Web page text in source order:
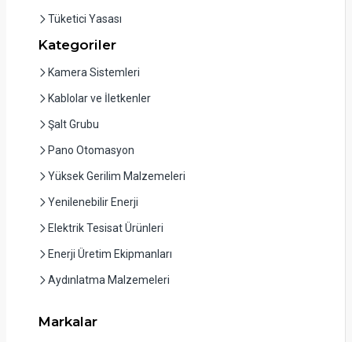
Tüketici Yasası
Kategoriler
Kamera Sistemleri
Kablolar ve İletkenler
Şalt Grubu
Pano Otomasyon
Yüksek Gerilim Malzemeleri
Yenilenebilir Enerji
Elektrik Tesisat Ürünleri
Enerji Üretim Ekipmanları
Aydınlatma Malzemeleri
Markalar